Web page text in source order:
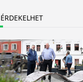
span>